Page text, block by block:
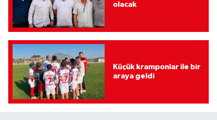
olacak
Küçük kramponlar ile bir
araya geldi